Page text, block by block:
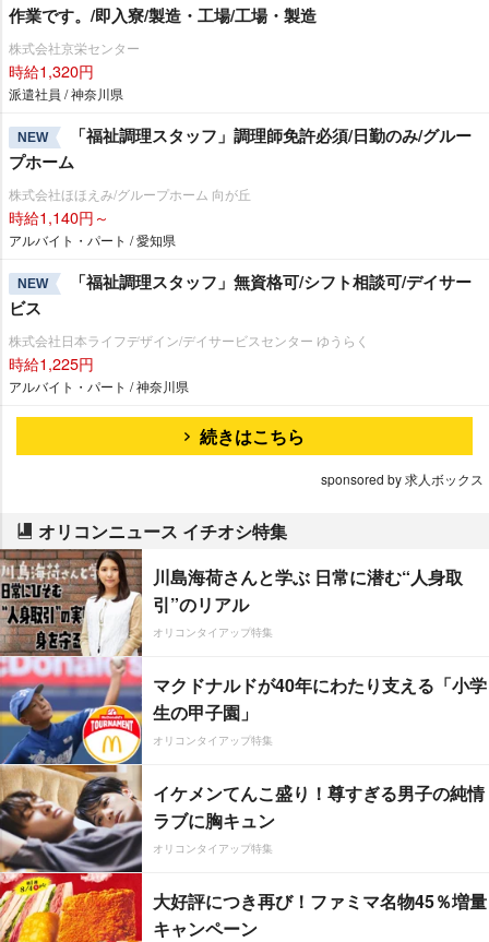
作業です。/即入寮/製造・工場/工場・製造
株式会社京栄センター
時給1,320円
派遣社員 / 神奈川県
NEW
「福祉調理スタッフ」調理師免許必須/日勤のみ/グルー
プホーム
株式会社ほほえみ/グループホーム 向が丘
時給1,140円～
アルバイト・パート / 愛知県
NEW
「福祉調理スタッフ」無資格可/シフト相談可/デイサー
ビス
株式会社日本ライフデザイン/デイサービスセンター ゆうらく
時給1,225円
アルバイト・パート / 神奈川県
続きはこちら
sponsored by 求人ボックス
オリコンニュース イチオシ特集
川島海荷さんと学ぶ 日常に潜む“人身取
引”のリアル
オリコンタイアップ特集
マクドナルドが40年にわたり支える「小学
生の甲子園」
オリコンタイアップ特集
イケメンてんこ盛り！尊すぎる男子の純情
ラブに胸キュン
オリコンタイアップ特集
大好評につき再び！ファミマ名物45％増量
キャンペーン